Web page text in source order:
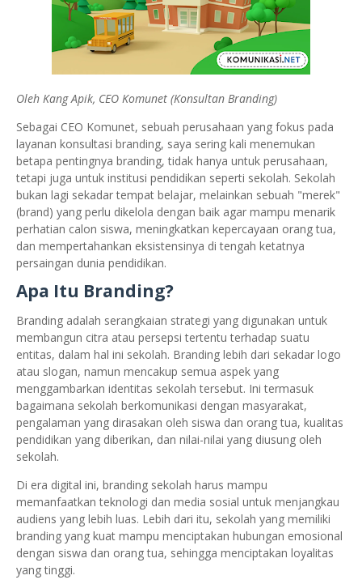
Oleh Kang Apik, CEO Komunet (Konsultan Branding)
Sebagai CEO Komunet, sebuah perusahaan yang fokus pada
layanan konsultasi branding, saya sering kali menemukan
betapa pentingnya branding, tidak hanya untuk perusahaan,
tetapi juga untuk institusi pendidikan seperti sekolah. Sekolah
bukan lagi sekadar tempat belajar, melainkan sebuah "merek"
(brand) yang perlu dikelola dengan baik agar mampu menarik
perhatian calon siswa, meningkatkan kepercayaan orang tua,
dan mempertahankan eksistensinya di tengah ketatnya
persaingan dunia pendidikan.
Apa Itu Branding?
Branding adalah serangkaian strategi yang digunakan untuk
membangun citra atau persepsi tertentu terhadap suatu
entitas, dalam hal ini sekolah. Branding lebih dari sekadar logo
atau slogan, namun mencakup semua aspek yang
menggambarkan identitas sekolah tersebut. Ini termasuk
bagaimana sekolah berkomunikasi dengan masyarakat,
pengalaman yang dirasakan oleh siswa dan orang tua, kualitas
pendidikan yang diberikan, dan nilai-nilai yang diusung oleh
sekolah.
Di era digital ini, branding sekolah harus mampu
memanfaatkan teknologi dan media sosial untuk menjangkau
audiens yang lebih luas. Lebih dari itu, sekolah yang memiliki
branding yang kuat mampu menciptakan hubungan emosional
dengan siswa dan orang tua, sehingga menciptakan loyalitas
yang tinggi.